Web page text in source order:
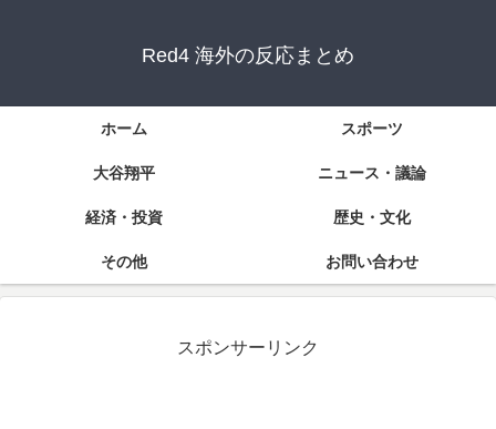
Red4 海外の反応まとめ
ホーム スポーツ
大谷翔平 ニュース・議論
経済・投資 歴史・文化
その他 お問い合わせ
スポンサーリンク